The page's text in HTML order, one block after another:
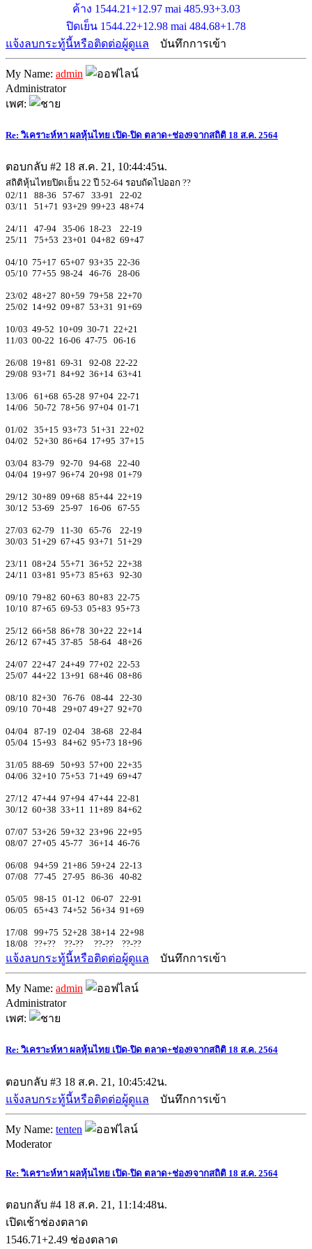
ค้าง 1544.21+12.97 mai 485.93+3.03
ปิดเย็น 1544.22+12.98 mai 484.68+1.78
แจ้งลบกระทู้นี้หรือติดต่อผู้ดูแล
บันทึกการเข้า
My Name: admin
Administrator
เพศ:
Re: วิเคราะห์หา ผลหุ้นไทย เปิด-ปิด ตลาด+ช่อง9จากสถิติ 18 ส.ค. 2564
ตอบกลับ #2 18 ส.ค. 21, 10:44:45น.
สถิติหุ้นไทยปิดเย็น 22 ปี 52-64 รอบถัดไปออก ??
02/11 88-36 57-67 33-91 22-02
03/11 51+71 93+29 99+23 48+74
24/11 47-94 35-06 18-23 22-19
25/11 75+53 23+01 04+82 69+47
04/10 75+17 65+07 93+35 22-36
05/10 77+55 98-24 46-76 28-06
23/02 48+27 80+59 79+58 22+70
25/02 14+92 09+87 53+31 91+69
10/03 49-52 10+09 30-71 22+21
11/03 00-22 16-06 47-75 06-16
26/08 19+81 69-31 92-08 22-22
29/08 93+71 84+92 36+14 63+41
13/06 61+68 65-28 97+04 22-71
14/06 50-72 78+56 97+04 01-71
01/02 35+15 93+73 51+31 22+02
04/02 52+30 86+64 17+95 37+15
03/04 83-79 92-70 94-68 22-40
04/04 19+97 96+74 20+98 01+79
29/12 30+89 09+68 85+44 22+19
30/12 53-69 25-97 16-06 67-55
27/03 62-79 11-30 65-76 22-19
30/03 51+29 67+45 93+71 51+29
23/11 08+24 55+71 36+52 22+38
24/11 03+81 95+73 85+63 92-30
09/10 79+82 60+63 80+83 22-75
10/10 87+65 69-53 05+83 95+73
25/12 66+58 86+78 30+22 22+14
26/12 67+45 37-85 58-64 48+26
24/07 22+47 24+49 77+02 22-53
25/07 44+22 13+91 68+46 08+86
08/10 82+30 76-76 08-44 22-30
09/10 70+48 29+07 49+27 92+70
04/04 87-19 02-04 38-68 22-84
05/04 15+93 84+62 95+73 18+96
31/05 88-69 50+93 57+00 22+35
04/06 32+10 75+53 71+49 69+47
27/12 47+44 97+94 47+44 22-81
30/12 60+38 33+11 11+89 84+62
07/07 53+26 59+32 23+96 22+95
08/07 27+05 45-77 36+14 46-76
06/08 94+59 21+86 59+24 22-13
07/08 77-45 27-95 86-36 40-82
05/05 98-15 01-12 06-07 22-91
06/05 65+43 74+52 56+34 91+69
17/08 99+75 52+28 38+14 22+98
18/08 ??+?? ??-?? ??-?? ??-??
แจ้งลบกระทู้นี้หรือติดต่อผู้ดูแล บันทึกการเข้า
My Name: admin
Administrator
เพศ:
Re: วิเคราะห์หา ผลหุ้นไทย เปิด-ปิด ตลาด+ช่อง9จากสถิติ 18 ส.ค. 2564
ตอบกลับ #3 18 ส.ค. 21, 10:45:42น.
แจ้งลบกระทู้นี้หรือติดต่อผู้ดูแล
บันทึกการเข้า
My Name: tenten
Moderator
Re: วิเคราะห์หา ผลหุ้นไทย เปิด-ปิด ตลาด+ช่อง9จากสถิติ 18 ส.ค. 2564
ตอบกลับ #4 18 ส.ค. 21, 11:14:48น.
เปิดเช้าช่องตลาด
1546.71+2.49 ช่องตลาด